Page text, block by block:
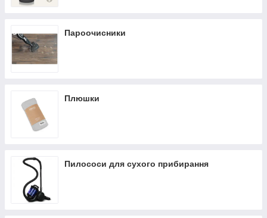
Пароочисники
Плюшки
Пилососи для сухого прибирання